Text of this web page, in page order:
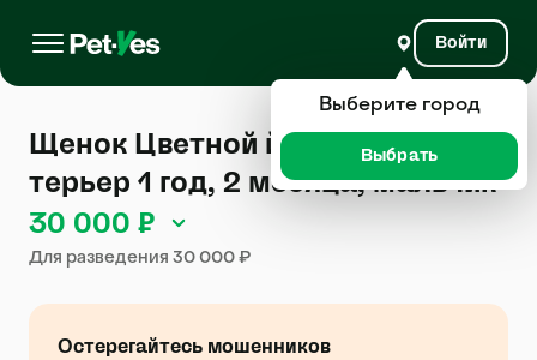
Войти
Щенок Цветной йоркширский
терьер 1 год, 2 месяца, мальчик
30 000 ₽
Для разведения 30 000 ₽
Остерегайтесь мошенников
Выберите город
Выбрать